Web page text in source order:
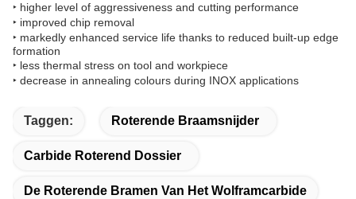
‣ higher level of aggressiveness and cutting performance
‣ improved chip removal
‣ markedly enhanced service life thanks to reduced built-up edge
formation
‣ less thermal stress on tool and workpiece
‣ decrease in annealing colours during INOX applications
Taggen: Roterende Braamsnijder
Carbide Roterend Dossier
De Roterende Bramen Van Het Wolframcarbide